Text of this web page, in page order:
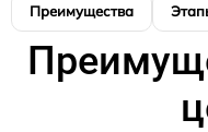
Преимущества